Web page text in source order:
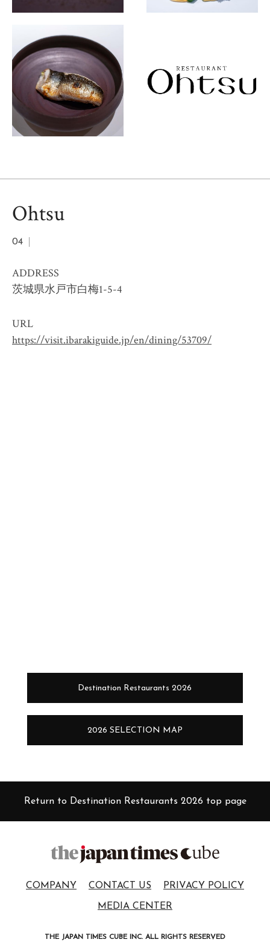
Location map 2021-2026
Media Center
/JP
Ohtsu
04
ADDRESS
茨城県水戸市白梅1-5-4
URL
https://visit.ibarakiguide.jp/en/dining/53709/
Destination Restaurants 2026
2026 SELECTION MAP
Return to Destination Restaurants 2026 top page
COMPANY CONTACT US PRIVACY POLICY
MEDIA CENTER
THE JAPAN TIMES CUBE INC. ALL RIGHTS RESERVED